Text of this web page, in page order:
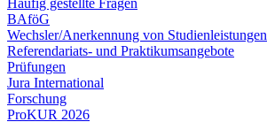
Häufig gestellte Fragen
BAföG
Wechsler/Anerkennung von Studienleistungen
Referendariats- und Praktikumsangebote
Prüfungen
Jura International
Forschung
ProKUR 2026